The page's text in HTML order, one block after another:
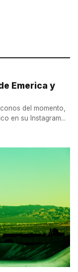
Emerica y
del momento,
en su Instagram...